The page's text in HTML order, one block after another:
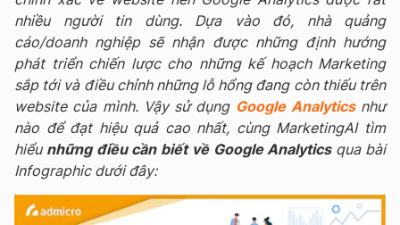
nhiều người tin dùng. Dựa vào đó, nhà quảng
cáo/doanh nghiệp sẽ nhận được những định hướng
phát triển chiến lược cho những kế hoạch Marketing
sắp tới và điều chỉnh những lỗ hổng đang còn thiếu trên
website của mình. Vậy sử dụng Google Analyticsnhư
nào để đạt hiệu quả cao nhất, cùng MarketingAI tìm
hiểu những điều cần biết về Google Analyticsqua bài
Infographic dưới đây: